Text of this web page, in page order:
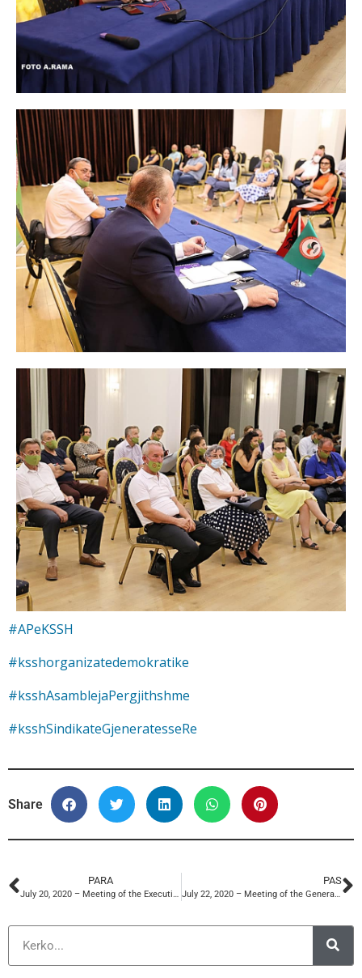
#APeKSSH
#ksshorganizatedemokratike
#ksshAsamblejaPergjithshme
#ksshSindikateGjeneratesseRe
Share
PARA PAS
July 22, 2020 – Meeting of the General Assembly of KSSH